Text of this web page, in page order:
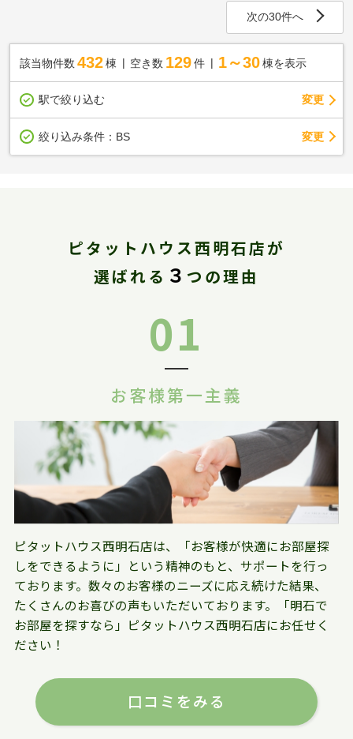
次の30件へ
該当物件数 432棟 空き数 129 件 1～30 棟を表示
駅で絞り込む 変更
絞り込み条件： BS 変更
ピタットハウス西明石店が
選ばれる ３ つの理由
01
お客様第一主義
ピタットハウス西明石店は、「お客様が快適にお部屋探
しをできるように」という精神のもと、サポートを行っ
ております。数々のお客様のニーズに応え続けた結果、
たくさんのお喜びの声もいただいております。「明石で
お部屋を探すなら」ピタットハウス西明石店にお任せく
ださい！
口コミをみる